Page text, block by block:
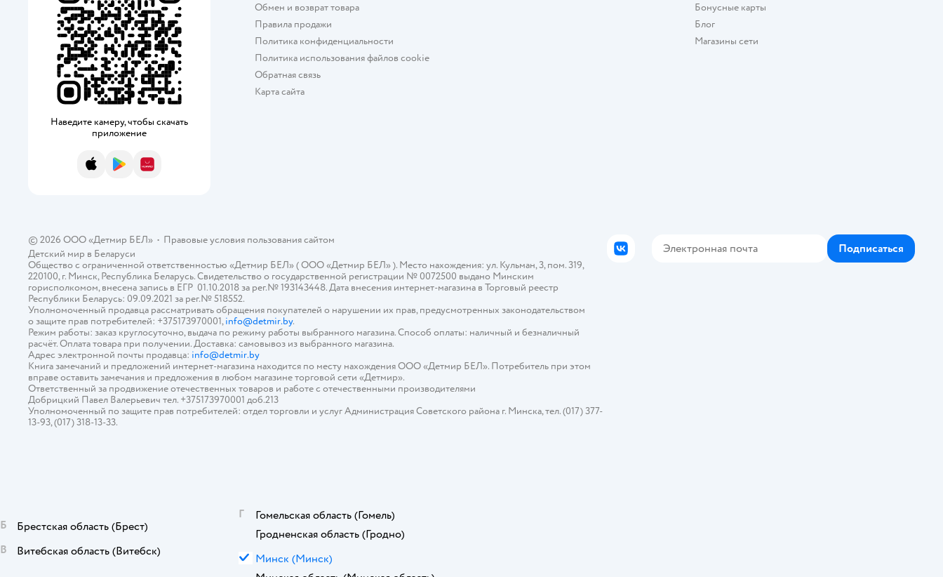
Наведите камеру, чтобы скачать
приложение
App StoreGoogle PlayAppGallery
Обмен и возврат товара
Правила продажи
Политика конфиденциальности
Политика использования файлов cookie
Обратная связь
Карта сайта
Бонусные карты
Блог
Магазины сети
© 2026 ООО «Детмир БЕЛ» • Правовые условия пользования сайтом
Детский мир в Беларуси
Общество с ограниченной ответственностью «Детмир БЕЛ» ( ООО «Детмир БЕЛ» ). Место нахождения: ул. Кульман, 3, пом. 319,
220100, г. Минск, Республика Беларусь. Свидетельство о государственной регистрации № 0072500 выдано Минским
горисполкомом, внесена запись в ЕГР 01.10.2018 за рег.№ 193143448. Дата внесения интернет-магазина в Торговый реестр
Республики Беларусь: 09.09.2021 за рег.№ 518552.
Уполномоченный продавца рассматривать обращения покупателей о нарушении их прав, предусмотренных законодательством
о защите прав потребителей: +375173970001,info@detmir.by.
Режим работы: заказ круглосуточно, выдача по режиму работы выбранного магазина. Способ оплаты: наличный и безналичный
расчёт. Оплата товара при получении. Доставка: самовывоз из выбранного магазина.
Адрес электронной почты продавца: info@detmir.by
Книга замечаний и предложений интернет-магазина находится по месту нахождения ООО «Детмир БЕЛ». Потребитель при этом
вправе оставить замечания и предложения в любом магазине торговой сети «Детмир».
Ответственный за продвижение отечественных товаров и работе с отечественными производителями
Добрицкий Павел Валерьевич тел. +375173970001 доб.213
Уполномоченный по защите прав потребителей: отдел торговли и услуг Администрация Советского района г. Минска, тел. (017) 377-
13-93, (017) 318-13-33.
ВКонтакте Подписаться
Б Брестская область (Брест)
В
Витебская область (Витебск)
Г Гомельская область (Гомель)
Гродненская область (Гродно)
М Минск (Минск)